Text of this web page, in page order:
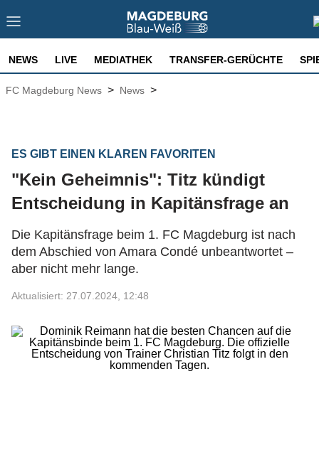
NEWS LIVE MEDIATHEK TRANSFER-GERÜCHTE
FC Magdeburg News > News >
ES GIBT EINEN KLAREN FAVORITEN
"Kein Geheimnis": Titz kündigt
Entscheidung in Kapitänsfrage an
Die Kapitänsfrage beim 1. FC Magdeburg ist nach
dem Abschied von Amara Condé unbeantwortet –
aber nicht mehr lange.
Aktualisiert: 27.07.2024, 12:48